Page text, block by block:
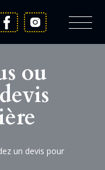
ou
un devis pour